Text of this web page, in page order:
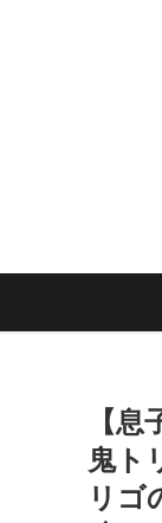
【
鬼
リゴ